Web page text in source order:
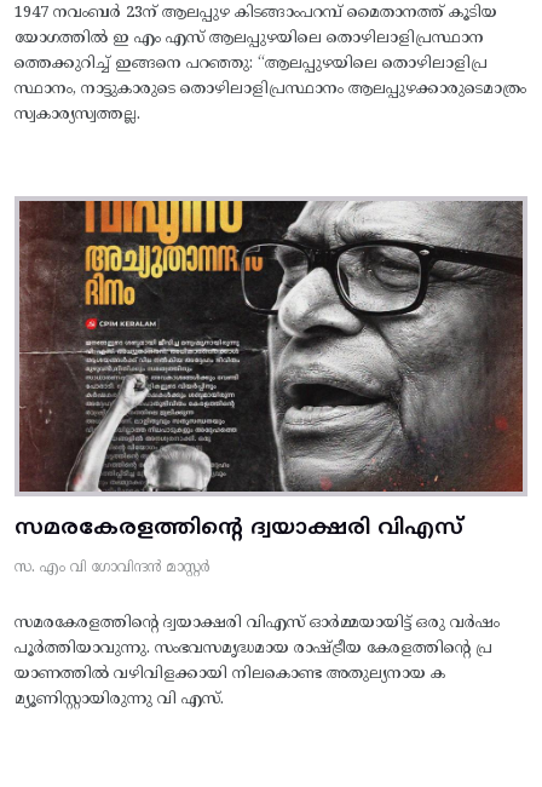
1947 നവംബർ 23ന് ആലപ്പുഴ കിടങ്ങാംപറമ്പ്‌ മൈതാനത്ത്‌ കൂടിയ
യോഗത്തിൽ ഇ എം എസ് ആലപ്പുഴയിലെ തൊഴിലാളിപ്രസ്ഥാന
ത്തെക്കുറിച്ച് ഇങ്ങനെ പറഞ്ഞു: “ആലപ്പുഴയിലെ തൊഴിലാളിപ്ര
സ്ഥാനം, നാട്ടുകാരുടെ തൊഴിലാളിപ്രസ്ഥാനം ആലപ്പുഴക്കാരുടെമാത്രം
സ്വകാര്യസ്വത്തല്ല.
സമരകേരളത്തിൻ്റെ ദ്വയാക്ഷരി വിഎസ്
സ. എം വി ഗോവിന്ദൻ മാസ്റ്റർ
സമരകേരളത്തിൻ്റെ ദ്വയാക്ഷരി വിഎസ് ഓർമ്മയായിട്ട് ഒരു വർഷം
പൂർത്തിയാവുന്നു. സംഭവസമൃദ്ധമായ രാഷ്ട്രീയ കേരളത്തിന്റെ പ്ര
യാണത്തിൽ വഴിവിളക്കായി നിലകൊണ്ട അതുല്യനായ ക
മ്യൂണിസ്റ്റായിരുന്നു വി എസ്.